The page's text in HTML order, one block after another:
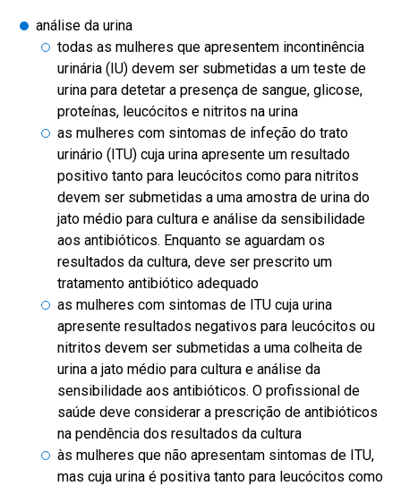
análise da urina
todas as mulheres que apresentem incontinência
urinária (IU) devem ser submetidas a um teste de
urina para detetar a presença de sangue, glicose,
proteínas, leucócitos e nitritos na urina
as mulheres com sintomas de infeção do trato
urinário (ITU) cuja urina apresente um resultado
positivo tanto para leucócitos como para nitritos
devem ser submetidas a uma amostra de urina do
jato médio para cultura e análise da sensibilidade
aos antibióticos. Enquanto se aguardam os
resultados da cultura, deve ser prescrito um
tratamento antibiótico adequado
as mulheres com sintomas de ITU cuja urina
apresente resultados negativos para leucócitos ou
nitritos devem ser submetidas a uma colheita de
urina a jato médio para cultura e análise da
sensibilidade aos antibióticos. O profissional de
saúde deve considerar a prescrição de antibióticos
na pendência dos resultados da cultura
às mulheres que não apresentam sintomas de ITU,
mas cuja urina é positiva tanto para leucócitos como